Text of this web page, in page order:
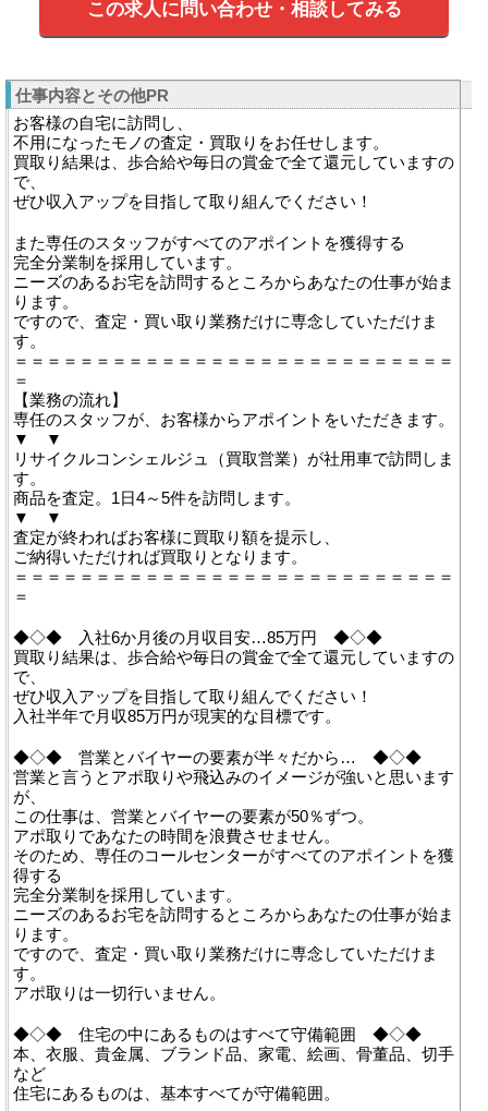
この求人に問い合わせ・相談してみる
仕事内容とその他PR
お客様の自宅に訪問し、
不用になったモノの査定・買取りをお任せします。
買取り結果は、歩合給や毎日の賞金で全て還元していますの
で、
ぜひ収入アップを目指して取り組んでください！
また専任のスタッフがすべてのアポイントを獲得する
完全分業制を採用しています。
ニーズのあるお宅を訪問するところからあなたの仕事が始ま
ります。
ですので、査定・買い取り業務だけに専念していただけま
す。
＝＝＝＝＝＝＝＝＝＝＝＝＝＝＝＝＝＝＝＝＝＝＝＝＝＝＝
＝
【業務の流れ】
専任のスタッフが、お客様からアポイントをいただきます。
▼ ▼
リサイクルコンシェルジュ（買取営業）が社用車で訪問しま
す。
商品を査定。1日4～5件を訪問します。
▼ ▼
査定が終わればお客様に買取り額を提示し、
ご納得いただければ買取りとなります。
＝＝＝＝＝＝＝＝＝＝＝＝＝＝＝＝＝＝＝＝＝＝＝＝＝＝＝
＝
◆◇◆ 入社6か月後の月収目安…85万円 ◆◇◆
買取り結果は、歩合給や毎日の賞金で全て還元していますの
で、
ぜひ収入アップを目指して取り組んでください！
入社半年で月収85万円が現実的な目標です。
◆◇◆ 営業とバイヤーの要素が半々だから… ◆◇◆
営業と言うとアポ取りや飛込みのイメージが強いと思います
が、
この仕事は、営業とバイヤーの要素が50％ずつ。
アポ取りであなたの時間を浪費させません。
そのため、専任のコールセンターがすべてのアポイントを獲
得する
完全分業制を採用しています。
ニーズのあるお宅を訪問するところからあなたの仕事が始ま
ります。
ですので、査定・買い取り業務だけに専念していただけま
す。
アポ取りは一切行いません。
◆◇◆ 住宅の中にあるものはすべて守備範囲 ◆◇◆
本、衣服、貴金属、ブランド品、家電、絵画、骨董品、切手
など
住宅にあるものは、基本すべてが守備範囲。